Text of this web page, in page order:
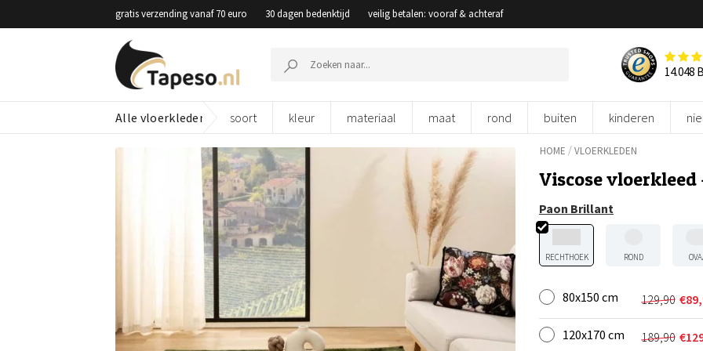
to
gratis verzending vanaf 70 euro 30 dagen bedenktijd veilig betalen: vooraf & achteraf
naar:
14.048
Alle vloerkleden soort kleur materiaal maat rond buiten kinderen
HOME /VLOERKLEDEN
Viscose
Paon Brillant
RECHTHOEK ROND
80x150 cm 129,90
prijs
was:
€
Huidige
prijs
is:
120x170 cm 189,90 €
Huidige